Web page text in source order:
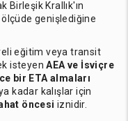
Birleşik Krallık'ın
genişlediğine
eğitim veya transit
isteyenAEA ve İsviçre
bir ETA almaları
kadar kalışlar için
öncesi iznidir.